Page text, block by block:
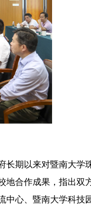
长期以来对暨南大学
地合作成果，指出双
中心、暨南大学科技